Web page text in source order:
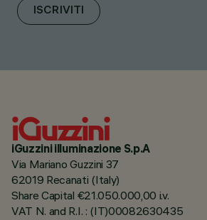
ISCRIVITI
iGuzzini illuminazione S.p.A
Via Mariano Guzzini 37
62019 Recanati (Italy)
Share Capital €21.050.000,00 i.v.
VAT N. and R.I. : (IT)00082630435